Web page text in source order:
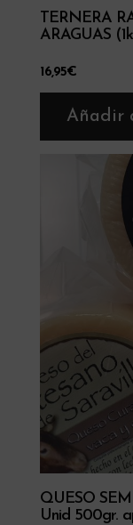
TERNERA
ARAGUAS
16,95€
Añadir
QUESO
Unid 500gr.